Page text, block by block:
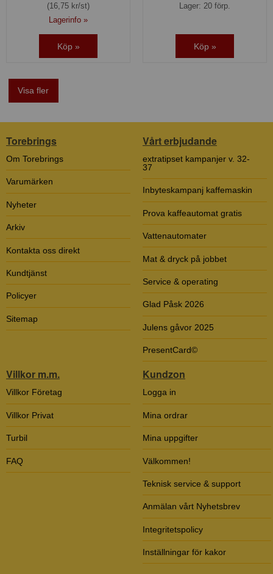
(16,75 kr/st)
Lagerinfo »
Köp »
Lager: 20 förp.
Köp »
Visa fler
Torebrings
Om Torebrings
Varumärken
Nyheter
Arkiv
Kontakta oss direkt
Kundtjänst
Policyer
Sitemap
Vårt erbjudande
extratipset kampanjer v. 32-
37
Inbyteskampanj kaffemaskin
Prova kaffeautomat gratis
Vattenautomater
Mat & dryck på jobbet
Service & operating
Glad Påsk 2026
Julens gåvor 2025
PresentCard©
Villkor m.m.
Villkor Företag
Villkor Privat
Turbil
FAQ
Kundzon
Logga in
Mina ordrar
Mina uppgifter
Välkommen!
Teknisk service & support
Anmälan vårt Nyhetsbrev
Integritetspolicy
Inställningar för kakor